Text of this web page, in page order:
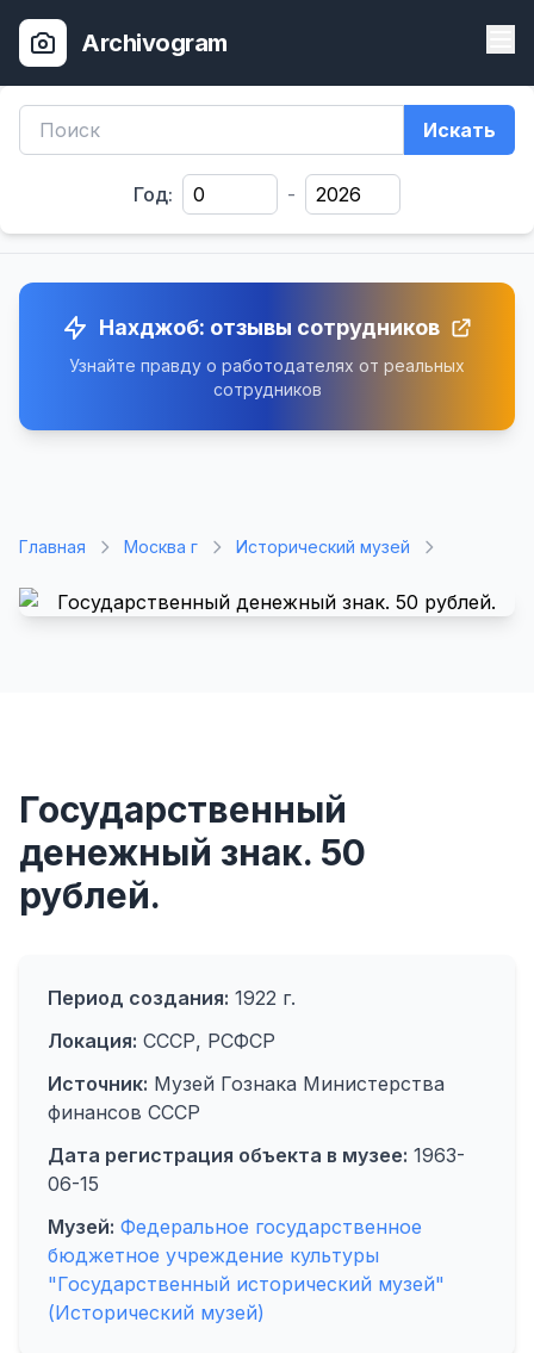
Archivogram
Искать
Год: -
Нахджоб: отзывы сотрудников
Узнайте правду о работодателях от реальных
сотрудников
Главная Москва г Исторический музей
Государственный
денежный знак. 50
рублей.
Период создания: 1922 г.
Локация: СССР, РСФСР
Источник: Музей Гознака Министерства
финансов СССР
Дата регистрация объекта в музее: 1963-
06-15
Музей: Федеральное государственное
бюджетное учреждение культуры
"Государственный исторический музей"
(Исторический музей)